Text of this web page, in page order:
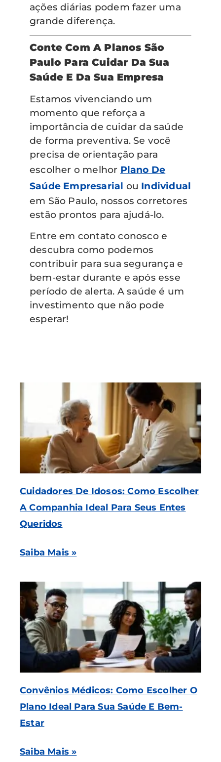
ações diárias podem fazer uma
grande diferença.
Conte Com A Planos São
Paulo Para Cuidar Da Sua
Saúde E Da Sua Empresa
Estamos vivenciando um
momento que reforça a
importância de cuidar da saúde
de forma preventiva. Se você
precisa de orientação para
escolher o melhor Plano De
Saúde Empresarial ou Individual
em São Paulo, nossos corretores
estão prontos para ajudá-lo.
Entre em contato conosco e
descubra como podemos
contribuir para sua segurança e
bem-estar durante e após esse
período de alerta. A saúde é um
investimento que não pode
esperar!
Cuidadores De Idosos: Como Escolher
A Companhia Ideal Para Seus Entes
Queridos
Saiba Mais »
Convênios Médicos: Como Escolher O
Plano Ideal Para Sua Saúde E Bem-
Estar
Saiba Mais »